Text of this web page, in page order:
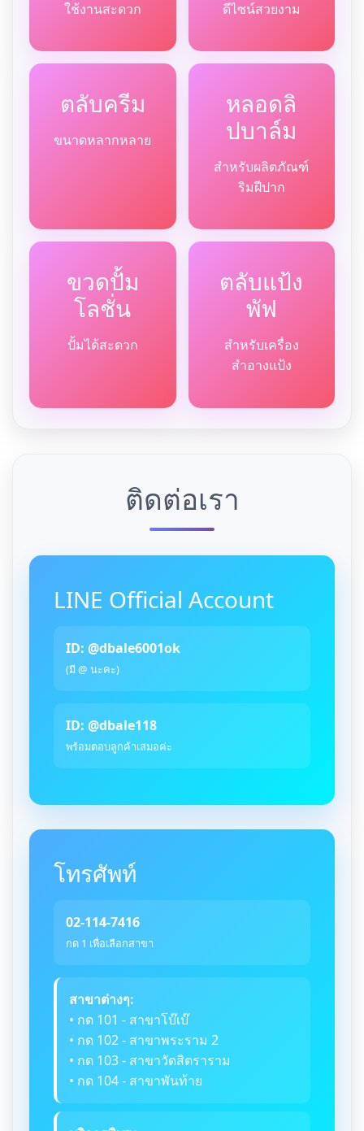
ใช้งานสะดวก ดีไซน์สวยงาม
ตลับครีม
ขนาดหลากหลาย
หลอดลิ
ปบาล์ม
สำหรับผลิตภัณฑ์
ริมฝีปาก
ขวดปั้ม
โลชั่น
ปั้มได้สะดวก
ตลับแป้ง
พัฟ
สำหรับเครื่อง
สำอางแป้ง
ติดต่อเรา
LINE Official Account
ID: @dbale6001ok
(มี @ นะคะ)
ID: @dbale118
พร้อมตอบลูกค้าเสมอค่ะ
โทรศัพท์
02-114-7416
กด 1 เพื่อเลือกสาขา
สาขาต่างๆ:
• กด 101 - สาขาโบ๊เบ๊
• กด 102 - สาขาพระราม 2
• กด 103 - สาขาวัดสิตราราม
• กด 104 - สาขาพันท้าย